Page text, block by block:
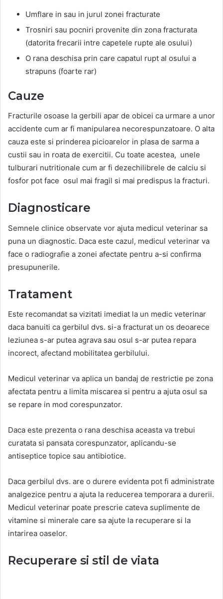
Umflare in sau in jurul zonei fracturate
Trosniri sau pocniri provenite din zona fracturata
(datorita frecarii intre capetele rupte ale osului)
O rana deschisa prin care capatul rupt al osului a
strapuns (foarte rar)
Cauze
Fracturile osoase la gerbili apar de obicei ca urmare a unor
accidente cum ar fi manipularea necorespunzatoare. O alta
cauza este si prinderea picioarelor in plasa de sarma a
custii sau in roata de exercitii. Cu toate acestea, unele
tulburari nutritionale cum ar fi dezechilibrele de calciu si
fosfor pot face osul mai fragil si mai predispus la fracturi.
Diagnosticare
Semnele clinice observate vor ajuta medicul veterinar sa
puna un diagnostic. Daca este cazul, medicul veterinar va
face o radiografie a zonei afectate pentru a-si confirma
presupunerile.
Tratament
Este recomandat sa vizitati imediat la un medic veterinar
daca banuiti ca gerbilul dvs. si-a fracturat un os deoarece
leziunea s-ar putea agrava sau osul s-ar putea repara
incorect, afectand mobilitatea gerbilului.
Medicul veterinar va aplica un bandaj de restrictie pe zona
afectata pentru a limita miscarea si pentru a ajuta osul sa
se repare in mod corespunzator.
Daca este prezenta o rana deschisa aceasta va trebui
curatata si pansata corespunzator, aplicandu-se
antiseptice topice sau antibiotice.
Daca gerbilul dvs. are o durere evidenta pot fi administrate
analgezice pentru a ajuta la reducerea temporara a durerii.
Medicul veterinar poate prescrie cateva suplimente de
vitamine si minerale care sa ajute la recuperare si la
intarirea oaselor.
Recuperare si stil de viata